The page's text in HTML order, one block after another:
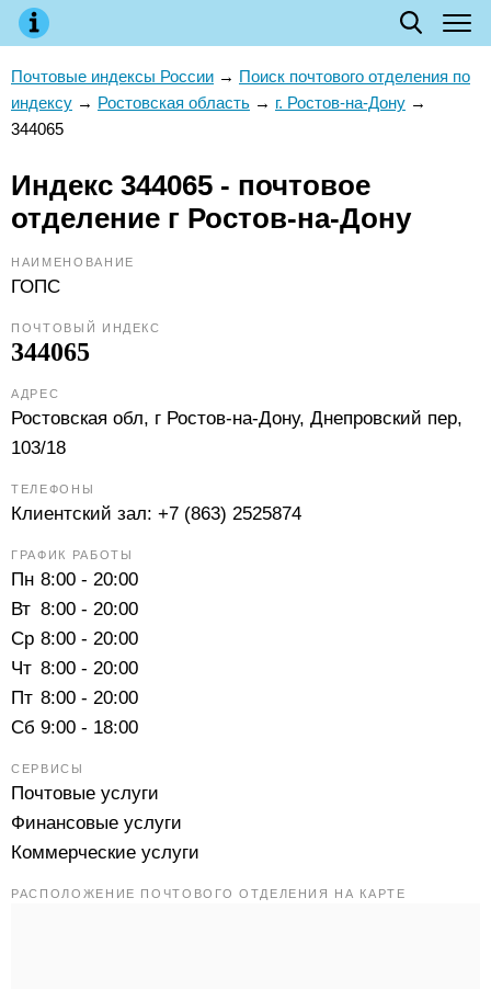
Почтовые индексы России → Поиск почтового отделения по
индексу → Ростовская область → г. Ростов-на-Дону →
344065
Индекс 344065 - почтовое
отделение г Ростов-на-Дону
НАИМЕНОВАНИЕ
ГОПС
ПОЧТОВЫЙ ИНДЕКС
344065
АДРЕС
Ростовская обл, г Ростов-на-Дону, Днепровский пер,
103/18
ТЕЛЕФОНЫ
Клиентский зал: +7 (863) 2525874
ГРАФИК РАБОТЫ
Пн 8:00 - 20:00
Вт 8:00 - 20:00
Ср 8:00 - 20:00
Чт 8:00 - 20:00
Пт 8:00 - 20:00
Сб 9:00 - 18:00
СЕРВИСЫ
Почтовые услуги
Финансовые услуги
Коммерческие услуги
РАСПОЛОЖЕНИЕ ПОЧТОВОГО ОТДЕЛЕНИЯ НА КАРТЕ